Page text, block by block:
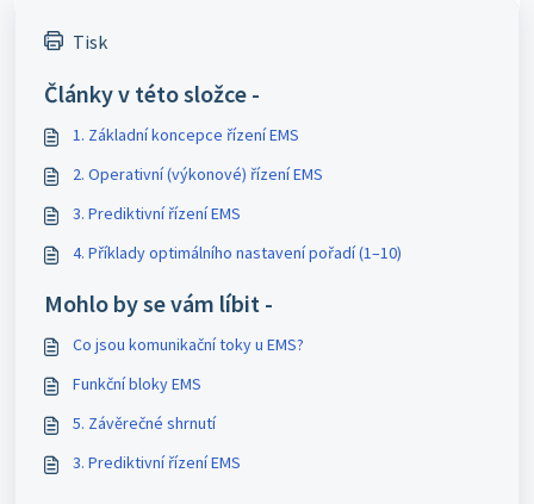
Tisk
Články v této složce -
1. Základní koncepce řízení EMS
2. Operativní (výkonové) řízení EMS
3. Prediktivní řízení EMS
4. Příklady optimálního nastavení pořadí (1–10)
Mohlo by se vám líbit -
Co jsou komunikační toky u EMS?
Funkční bloky EMS
5. Závěrečné shrnutí
3. Prediktivní řízení EMS